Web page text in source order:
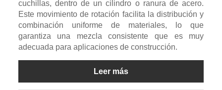
cuchillas, dentro de un cilindro o ranura de acero.
Este movimiento de rotación facilita la distribución y
combinación uniforme de materiales, lo que
garantiza una mezcla consistente que es muy
adecuada para aplicaciones de construcción.
Leer más